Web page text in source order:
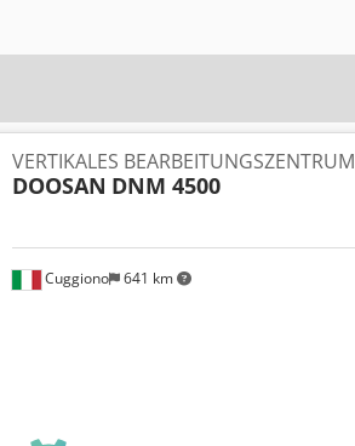
Cuggiono 641 km
VERTIKALES BEARBEITUNGSZENTRUM
DOOSAN DNM 4500